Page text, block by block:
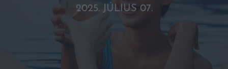
2025. JÚLIUS 07.